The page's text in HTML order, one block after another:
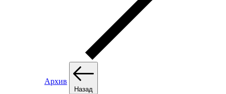
Архив
Назад